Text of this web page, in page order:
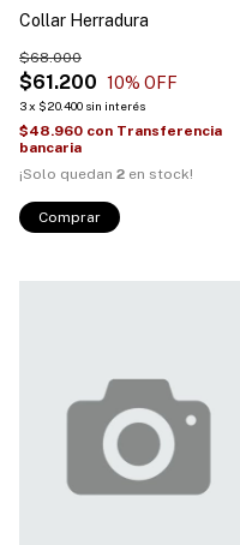
Collar Herradura
$61.200
$68.000
10% OFF
3x $20.400 sin interés
$48.960 con Transferencia
bancaria
¡Solo quedan 2 en stock!
Comprar